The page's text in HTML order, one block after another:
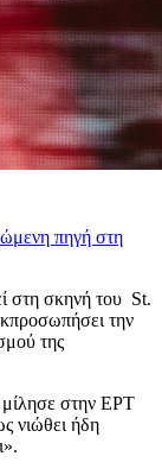
πηγή στη
στη σκηνή του St.
την
της
μίλησε στην ΕΡΤ
νιώθει ήδη